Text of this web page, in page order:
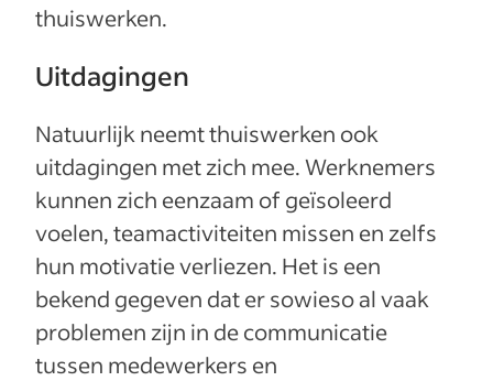
thuiswerken.
Uitdagingen
Natuurlijk neemt thuiswerken ook
uitdagingen met zich mee. Werknemers
kunnen zich eenzaam of geïsoleerd
voelen, teamactiviteiten missen en zelfs
hun motivatie verliezen. Het is een
bekend gegeven dat er sowieso al vaak
problemen zijn in de communicatie
tussen medewerkers en